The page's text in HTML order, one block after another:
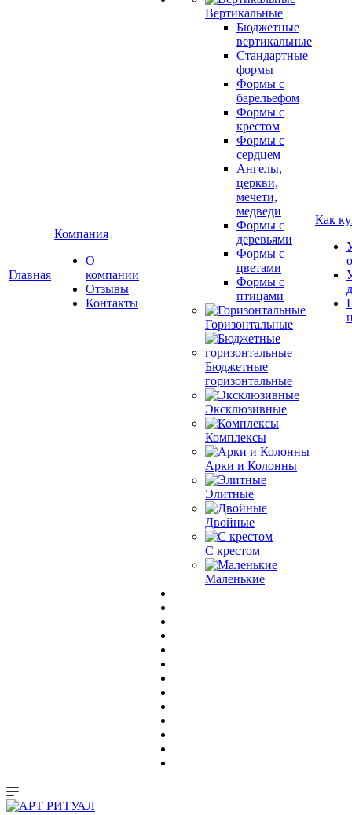
Главная
Компания
О
компании
Отзывы
Контакты
Вертикальные
Бюджетные
вертикальные
Стандартные
формы
Формы с
барельефом
Формы с
крестом
Формы с
сердцем
Ангелы,
церкви,
мечети,
медведи
Формы с
деревьями
Формы с
цветами
Формы с
птицами
Горизонтальные
Бюджетные
горизонтальные
Эксклюзивные
Комплексы
Арки и Колонны
Элитные
Двойные
С крестом
Маленькие
Как